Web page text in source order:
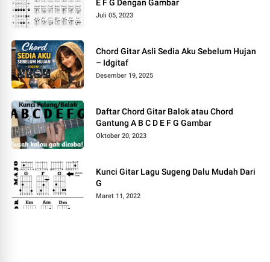
E F G Dengan Gambar
Juli 05, 2023
Chord Gitar Asli Sedia Aku Sebelum Hujan
– Idgitaf
Desember 19, 2025
Daftar Chord Gitar Balok atau Chord
Gantung A B C D E F G Gambar
Oktober 20, 2023
Kunci Gitar Lagu Sugeng Dalu Mudah Dari
G
Maret 11, 2022